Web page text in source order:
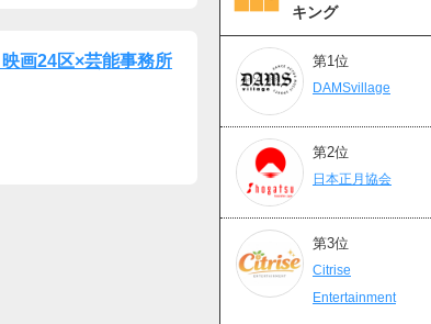
画24区×芸能事務所
キング
第1位
DAMSvillage
第2位
日本正月協会
第3位
Citrise
Entertainment